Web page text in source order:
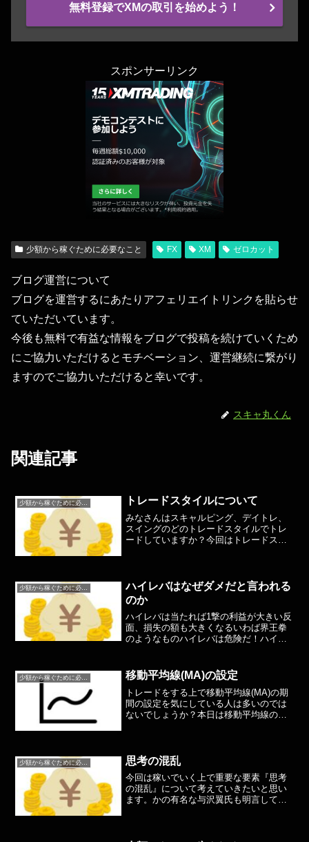
無料登録でXMの取引を始めよう！
スポンサーリンク
少額から稼ぐために必要なこと FX XM ゼロカット
ブログ運営について
ブログを運営するにあたりアフェリエイトリンクを貼らせ
ていただいています。
今後も無料で有益な情報をブログで投稿を続けていくため
にご協力いただけるとモチベーション、運営継続に繋がり
ますのでご協力いただけると幸いです。
スキャ丸くん
関連記事
トレードスタイルについて
みなさんはスキャルピング、デイトレ、
スイングのどのトレードスタイルでトレ
ードしていますか？今回はトレードスタ
思います。まず第一前提と...
少額から稼ぐために必要なこと
ハイレバはなぜダメだと言われる
のか
ハイレバは当たれば1撃の利益が大きい反
面、損失の額も大きくなるいわば界王拳
のようなものハイレバは危険だ！ハイレ
メリット、デメリットについて考えてい
こうと思いますハイレバ...
移動平均線(MA)の設定
トレードをする上で移動平均線(MA)の期
間の設定を気にしている人は多いのでは
ないでしょうか？本日は移動平均線のお
ーが使っているという...
少額から稼ぐために必要なこと 思考の混乱
今回は稼いでいく上で重要な要素『思考
の混乱』について考えていきたいと思い
ます。かの有名な与沢翼氏も明言してい